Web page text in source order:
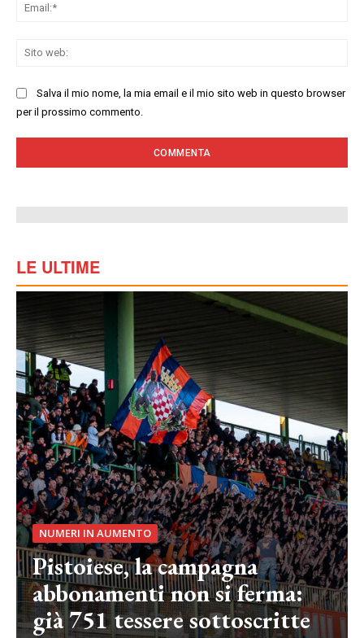
Salva il mio nome, la mia email e il mio sito web in questo browser
per il prossimo commento.
LE ULTIME
NUMERI IN AUMENTO
Pistoiese, la campagna
abbonamenti non si ferma:
già 751 tessere sottoscritte